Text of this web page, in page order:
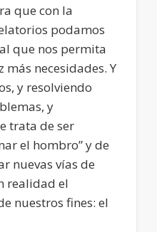
que con la
podamos
que nos permita
necesidades. Y
y resolviendo
y
trata de ser
el hombro” y de
nuevas vías de
realidad el
nuestros fines: el